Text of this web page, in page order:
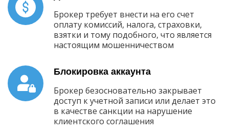
Брокер требует внести на его счет
оплату комиссий, налога, страховки,
взятки и тому подобного, что является
настоящим мошенничеством
Блокировка аккаунта
Брокер безосновательно закрывает
доступ к учетной записи или делает это
в качестве санкции на нарушение
клиентского соглашения